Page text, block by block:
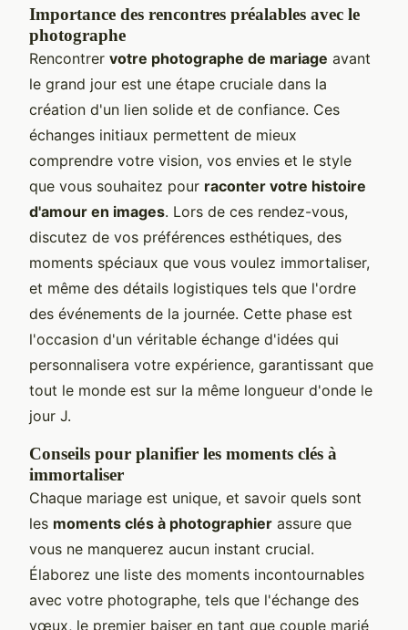
Importance des rencontres préalables avec le
photographe
Rencontrer votre photographe de mariage avant
le grand jour est une étape cruciale dans la
création d'un lien solide et de confiance. Ces
échanges initiaux permettent de mieux
comprendre votre vision, vos envies et le style
que vous souhaitez pour raconter votre histoire
d'amour en images. Lors de ces rendez-vous,
discutez de vos préférences esthétiques, des
moments spéciaux que vous voulez immortaliser,
et même des détails logistiques tels que l'ordre
des événements de la journée. Cette phase est
l'occasion d'un véritable échange d'idées qui
personnalisera votre expérience, garantissant que
tout le monde est sur la même longueur d'onde le
jour J.
Conseils pour planifier les moments clés à
immortaliser
Chaque mariage est unique, et savoir quels sont
les moments clés à photographier assure que
vous ne manquerez aucun instant crucial.
Élaborez une liste des moments incontournables
avec votre photographe, tels que l'échange des
vœux, le premier baiser en tant que couple marié